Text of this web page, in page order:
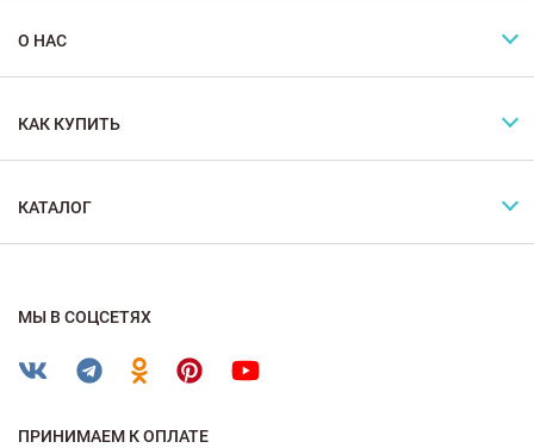
О НАС
КАК КУПИТЬ
КАТАЛОГ
МЫ В СОЦСЕТЯХ
ПРИНИМАЕМ К ОПЛАТЕ